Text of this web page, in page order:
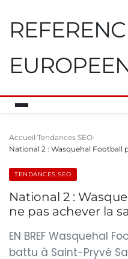
Accueil Tendances SEO
National 2 : Wasquehal Football
TENDANCES SEO
National 2 :
ne pas achever la
EN BREF Wasquehal
battu à Saint-Pryvé